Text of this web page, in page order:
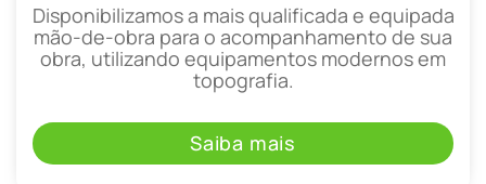
Disponibilizamos a mais qualificada e equipada
mão-de-obra para o acompanhamento de sua
obra, utilizando equipamentos modernos em
topografia.
Saiba mais